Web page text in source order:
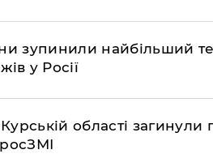
зупинили найбільший
у Росії
області загинули